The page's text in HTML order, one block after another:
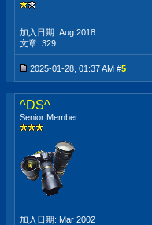
加入日期: Aug 2018
文章: 329
2025-01-28, 01:37 AM #5
^DS^
Senior Member
加入日期: Mar 2002